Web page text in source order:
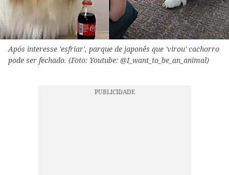
Após interesse 'esfriar', parque de japonês que 'virou' cachorro
pode ser fechado. (Foto: Youtube: @I_want_to_be_an_animal)